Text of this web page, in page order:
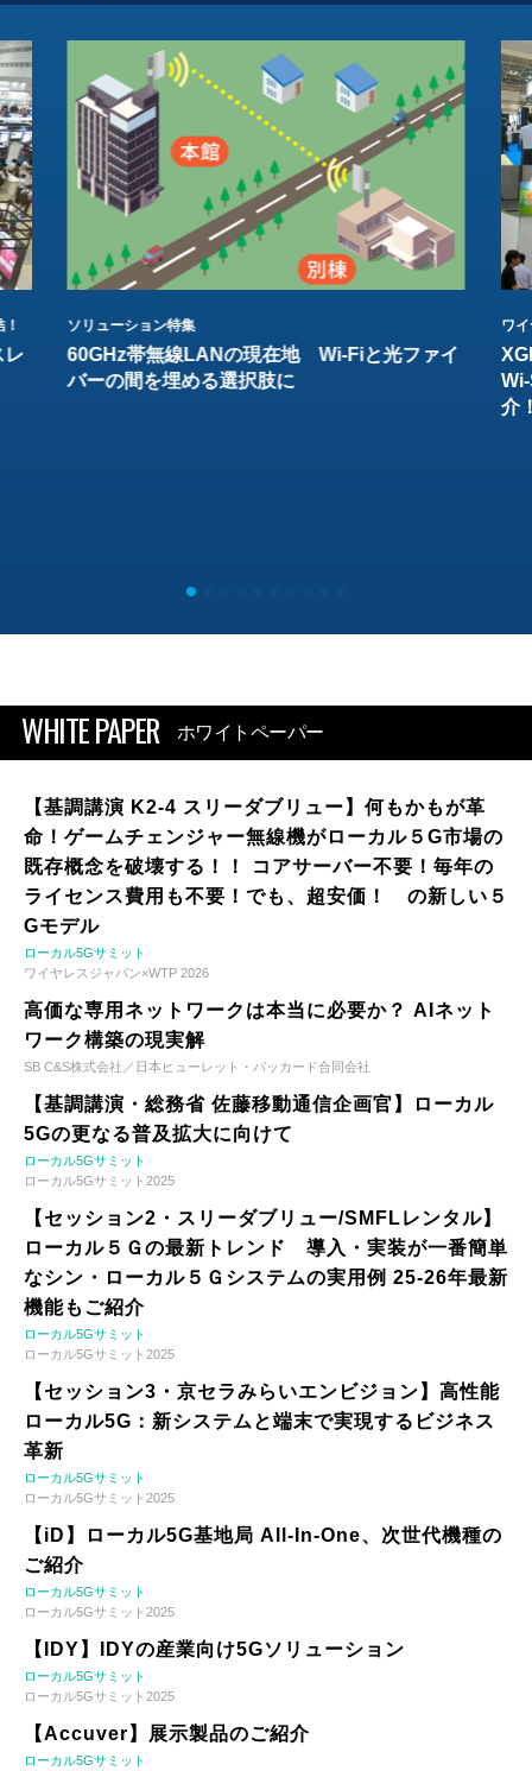
レ
ソリューション特集
60GHz帯無線LANの現在地 Wi-Fiと光ファイ
バーの間を埋める選択肢に
ワ
介
WHITE PAPER ホワイトペーパー
【基調講演 K2-4 スリーダブリュー】何もかもが革
命！ゲームチェンジャー無線機がローカル５G市場の
既存概念を破壊する！！ コアサーバー不要！毎年の
ライセンス費用も不要！でも、超安価！ の新しい５
Gモデル
ローカル5Gサミット
ワイヤレスジャパン×WTP 2026
高価な専用ネットワークは本当に必要か？ AIネット
ワーク構築の現実解
SB C&S株式会社／日本ヒューレット・パッカード合同会社
【基調講演・総務省 佐藤移動通信企画官】ローカル
5Gの更なる普及拡大に向けて
ローカル5Gサミット
ローカル5Gサミット2025
【セッション2・スリーダブリュー/SMFLレンタル】
ローカル５Ｇの最新トレンド 導入・実装が一番簡単
なシン・ローカル５Ｇシステムの実用例 25-26年最新
機能もご紹介
ローカル5Gサミット
ローカル5Gサミット2025
【セッション3・京セラみらいエンビジョン】高性能
ローカル5G：新システムと端末で実現するビジネス
革新
ローカル5Gサミット
ローカル5Gサミット2025
【iD】ローカル5G基地局 All-In-One、次世代機種の
ご紹介
ローカル5Gサミット
ローカル5Gサミット2025
【IDY】IDYの産業向け5Gソリューション
ローカル5Gサミット
ローカル5Gサミット2025
【Accuver】展示製品のご紹介
ローカル5Gサミット